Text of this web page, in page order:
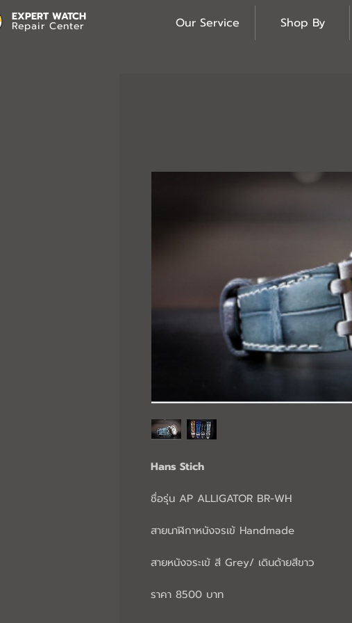
EXPERT WATCH
Repair Center Our Service Shop By
Hans Stich
ชื่อรุ่น AP ALLIGATOR BR-WH
สายนาฬิกาหนังจรเข้ Handmade
สายหนังจระเข้ สี Grey/ เดินด้ายสีขาว
ราคา 8500 บาท